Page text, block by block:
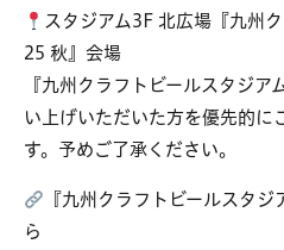
スタジアム3F 北広場『九州
25 秋』会場
『九州クラフトビールスタジ
い上げいただいた方を優先的に
す。予めご了承ください。
『九州クラフトビールスタ
ら